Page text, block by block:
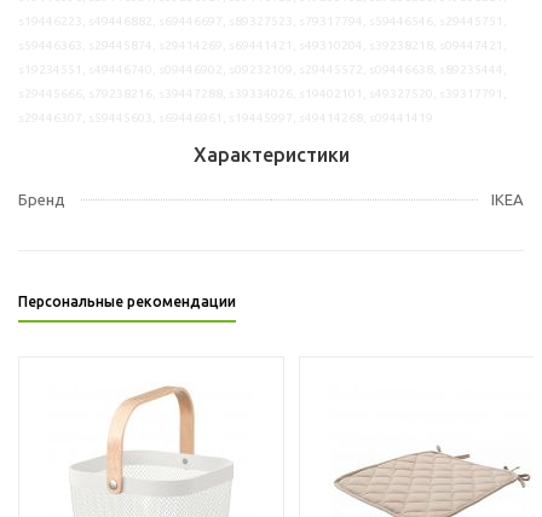
Характеристики
Бренд IKEA
Персональные рекомендации